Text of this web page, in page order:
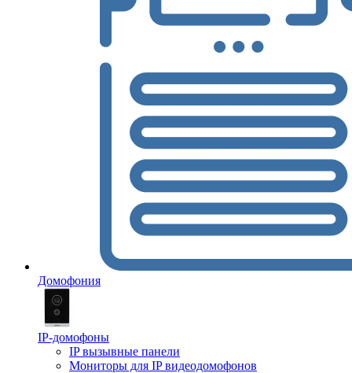
Домофония
IP-домофоны
IP вызывные панели
Мониторы для IP видеодомофонов